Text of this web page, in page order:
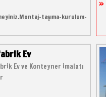
taşıma-kurulum-
Ev
Ev ve Konteyner imalatı